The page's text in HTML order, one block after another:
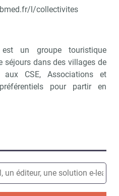
l/collectivites
un groupe touristique
séjours dans des villages de
aux CSE, Associations et
pour partir en